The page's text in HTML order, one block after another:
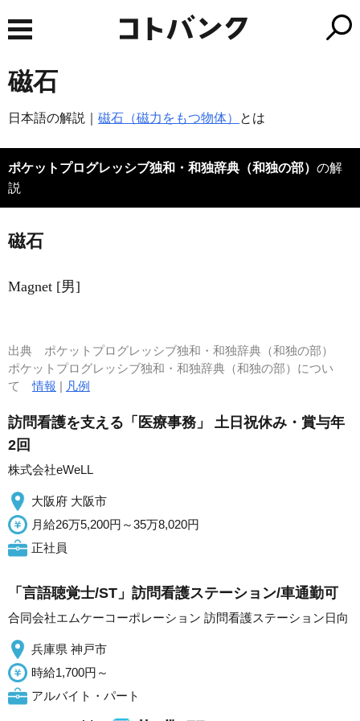
磁石
日本語の解説｜ 磁石（磁力をもつ物体） とは
ポケットプログレッシブ独和・和独辞典（和独の部） の解
説
磁石
Magnet [男]
出典 ポケットプログレッシブ独和・和独辞典（和独の部）
ポケットプログレッシブ独和・和独辞典（和独の部）につい
て情報 | 凡例
訪問看護を支える「医療事務」 土日祝休み・賞与年
2回
株式会社eWeLL
大阪府 大阪市
月給26万5,200円～35万8,020円
正社員
「言語聴覚士/ST」訪問看護ステーション/車通勤可
合同会社エムケーコーポレーション 訪問看護ステーション日向
兵庫県 神戸市
時給1,700円～
アルバイト・パート